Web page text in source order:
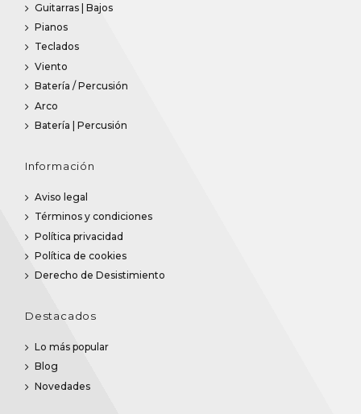
Guitarras | Bajos
Pianos
Teclados
Viento
Batería / Percusión
Arco
Batería | Percusión
Información
Aviso legal
Términos y condiciones
Política privacidad
Política de cookies
Derecho de Desistimiento
Destacados
Lo más popular
Blog
Novedades